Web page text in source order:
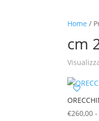
Home /
cm
€260,00 -